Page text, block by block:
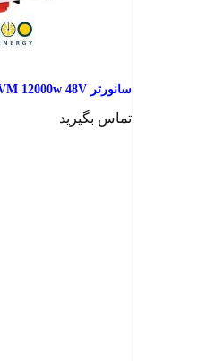
سانورتر SPF 12KT HVM 12000w 48V برند گرووات
تماس بگیرید